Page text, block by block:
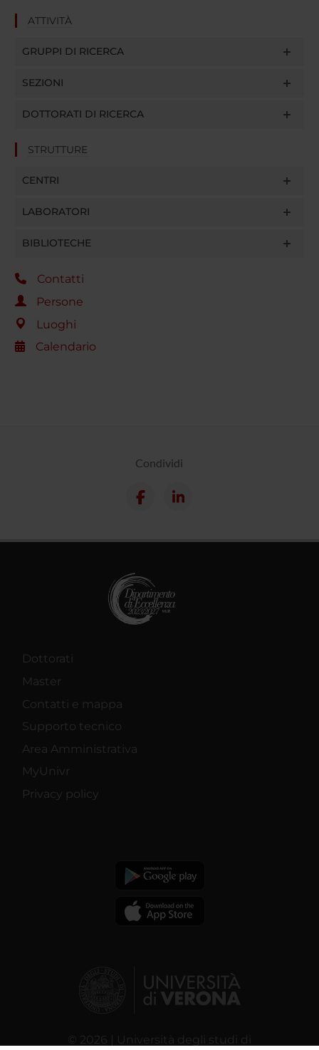
ATTIVITÀ
GRUPPI DI RICERCA
SEZIONI
DOTTORATI DI RICERCA
STRUTTURE
CENTRI
LABORATORI
BIBLIOTECHE
Contatti
Persone
Luoghi
Calendario
Condividi
Dottorati
Master
Contatti e mappa
Supporto tecnico
Area Amministrativa
MyUnivr
Privacy policy
© 2026 | Università degli studi di